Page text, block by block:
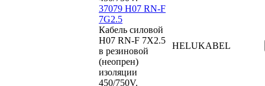
37079 H07 RN-F
7G2.5
Кабель силовой
H07 RN-F 7X2.5
в резиновой
(неопрен)
изоляции
450/750V.
HELUKABEL